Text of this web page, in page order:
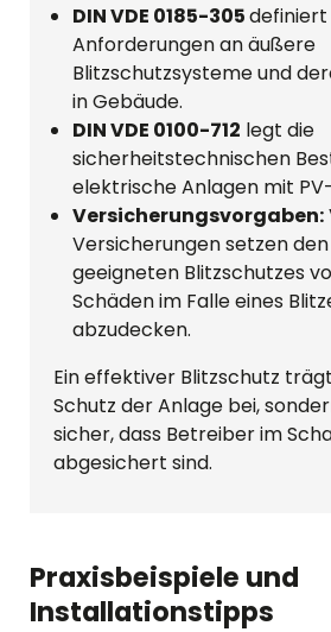
DIN VDE 0185-305definiert
Anforderungen an äußere
Blitzschutzsysteme und
in Gebäude.
DIN VDE 0100-712 legt die
sicherheitstechnischen
elektrische Anlagen mit
Versicherungsvorgaben:
Versicherungen setzen
geeigneten Blitzschutzes
Schäden im Falle eines
abzudecken.
Ein effektiver Blitzschutz
Schutz der Anlage bei,
sicher, dass Betreiber im
abgesichert sind.
Praxisbeispiele und
Installationstipps